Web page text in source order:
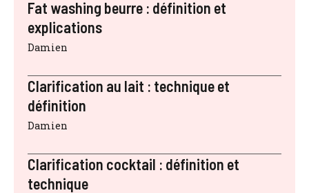
Fat washing beurre : définition et
explications
Damien
Clarification au lait : technique et
définition
Damien
Clarification cocktail : définition et
technique